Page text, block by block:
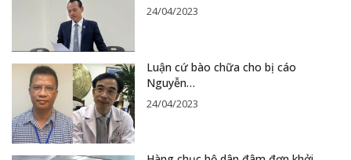
24/04/2023
Luận cứ bào chữa cho bị cáo
Nguyễn…
24/04/2023